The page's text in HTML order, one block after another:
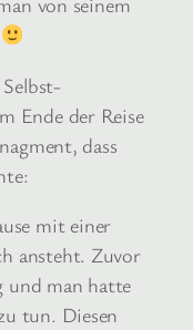
Ende der Reise
dass
mit einer
ansteht. Zuvor
und man hatte
tun. Diesen